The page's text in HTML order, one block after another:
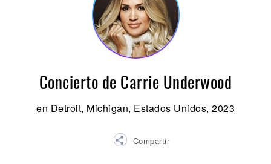
Concierto de Carrie Underwood
en Detroit, Michigan, Estados Unidos, 2023
Compartir